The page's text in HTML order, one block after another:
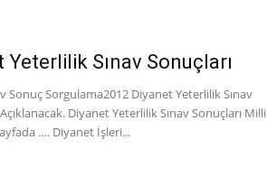
Yeterlilik Sınav Sonuçları
Sonuç Sorgulama2012 Diyanet Yeterlilik Sınav
Diyanet Yeterlilik Sınav Sonuçları Milli
…. Diyanet İşleri...